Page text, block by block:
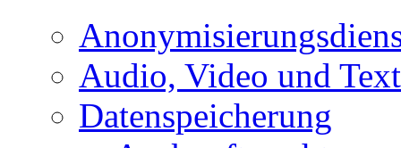
Audio, Video und Text
Datenspeicherung